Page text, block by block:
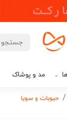
مد و پوشاک
حبوبات و سویا